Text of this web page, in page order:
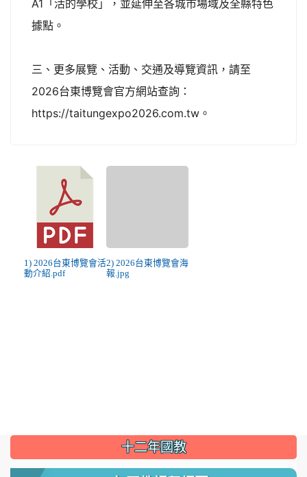
A1「活的學校」，並延伸至各城市場域及全縣特色
據點。
三、更多展覽、活動、交通及導覽資訊，請至
2026台東博覽會官方網站查詢：
https://taitungexpo2026.com.tw。
1) 2026台東博覽會活
動介紹.pdf
2) 2026台東博覽會海
報.jpg
::: 十二年國教